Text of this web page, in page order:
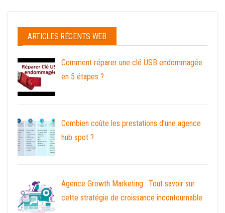
ARTICLES RÉCENTS WEB
Comment réparer une clé USB endommagée
en 5 étapes ?
Combien coûte les prestations d’une agence
hub spot ?
Agence Growth Marketing : Tout savoir sur
cette stratégie de croissance incontournable